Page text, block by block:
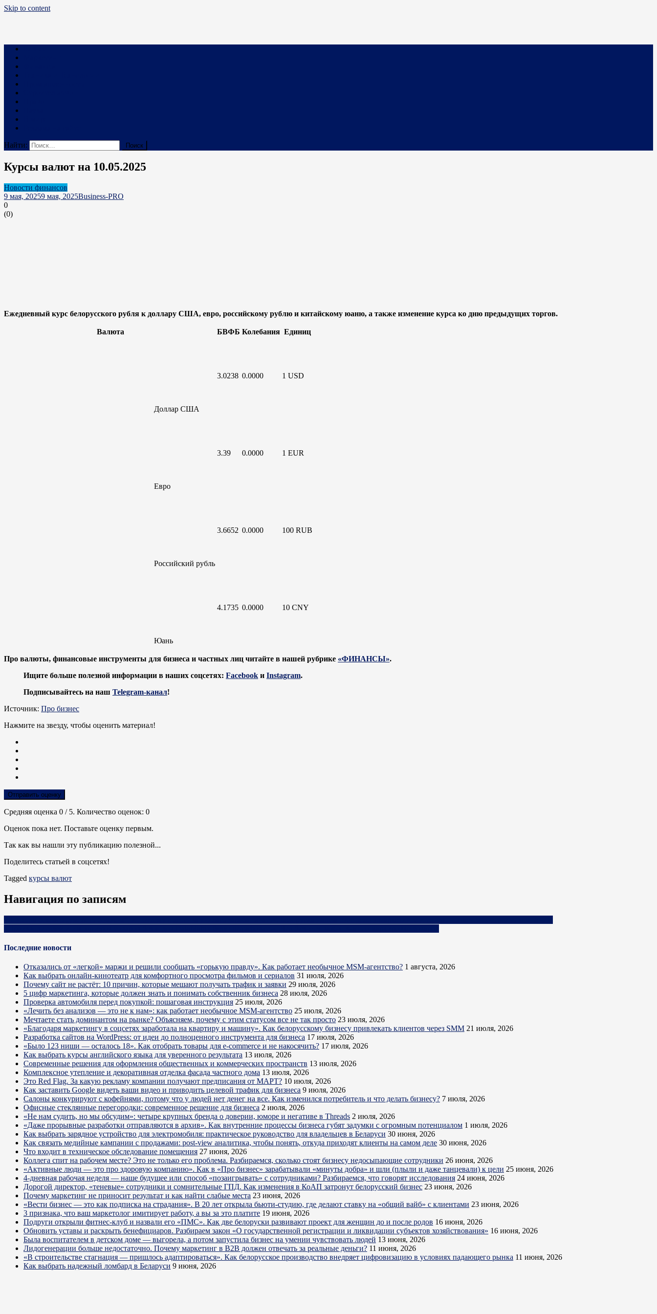
Skip to content
Business PRO
Новости про бизнес и не только
Найти:
Курсы валют на 10.05.2025
Новости финансов
9 мая, 20259 мая, 2025Business-PRO
0
(0)
Ежедневный курс белорусского рубля к доллару США, евро, российскому рублю и китайскому юаню, а также изменение курса ко дню предыдущих торгов.
Валюта БВФБ Колебания Единиц
Доллар США
3.0238 0.0000 1 USD
Евро
3.39 0.0000 1 EUR
Российский рубль
3.6652 0.0000 100 RUB
Юань
4.1735 0.0000 10 CNY
Про валюты, финансовые инструменты для бизнеса и частных лиц читайте в нашей рубрике «ФИНАНСЫ».
Ищите больше полезной информации в наших соцсетях: Facebook и Instagram.
Подписывайтесь на наш Telegram-канал!
Источник: Про бизнес
Нажмите на звезду, чтобы оценить материал!
Отправить оценку
Средняя оценка 0 / 5. Количество оценок: 0
Оценок пока нет. Поставьте оценку первым.
Так как вы нашли эту публикацию полезной...
Поделитесь статьей в соцсетях!
Tagged курсы валют
Навигация по записям
Последние новости
Отказались от «легкой» маржи и решили сообщать «горькую правду». Как работает необычное MSM-агентство? 1 августа, 2026
Как выбрать онлайн-кинотеатр для комфортного просмотра фильмов и сериалов 31 июля, 2026
Почему сайт не растёт: 10 причин, которые мешают получать трафик и заявки 29 июля, 2026
5 цифр маркетинга, которые должен знать и понимать собственник бизнеса 28 июля, 2026
Проверка автомобиля перед покупкой: пошаговая инструкция 25 июля, 2026
«Лечить без анализов — это не к нам»: как работает необычное MSM-агентство 25 июля, 2026
Мечтаете стать доминантом на рынке? Объясняем, почему с этим статусом все не так просто 23 июля, 2026
«Благодаря маркетингу в соцсетях заработала на квартиру и машину». Как белорусскому бизнесу привлекать клиентов через SMM 21 июля, 2026
Разработка сайтов на WordPress: от идеи до полноценного инструмента для бизнеса 17 июля, 2026
«Было 123 ниши — осталось 18». Как отобрать товары для e-commerce и не накосячить? 17 июля, 2026
Как выбрать курсы английского языка для уверенного результата 13 июля, 2026
Современные решения для оформления общественных и коммерческих пространств 13 июля, 2026
Комплексное утепление и декоративная отделка фасада частного дома 13 июля, 2026
Это Red Flag. За какую рекламу компании получают предписания от МАРТ? 10 июля, 2026
Как заставить Google видеть ваши видео и приводить целевой трафик для бизнеса 9 июля, 2026
Салоны конкурируют с кофейнями, потому что у людей нет денег на все. Как изменился потребитель и что делать бизнесу? 7 июля, 2026
Офисные стеклянные перегородки: современное решение для бизнеса 2 июля, 2026
«Не нам судить, но мы обсудим»: четыре крупных бренда о доверии, юморе и негативе в Threads 2 июля, 2026
«Даже прорывные разработки отправляются в архив». Как внутренние процессы бизнеса губят задумки с огромным потенциалом 1 июля, 2026
Как выбрать зарядное устройство для электромобиля: практическое руководство для владельцев в Беларуси 30 июня, 2026
Как связать медийные кампании с продажами: post-view аналитика, чтобы понять, откуда приходят клиенты на самом деле 30 июня, 2026
Что входит в техническое обследование помещения 27 июня, 2026
Коллега спит на рабочем месте? Это не только его проблема. Разбираемся, сколько стоят бизнесу недосыпающие сотрудники 26 июня, 2026
«Активные люди — это про здоровую компанию». Как в «Про бизнес» зарабатывали «минуты добра» и шли (плыли и даже танцевали) к цели 25 июня, 2026
4-дневная рабочая неделя — наше будущее или способ «позаигрывать» с сотрудниками? Разбираемся, что говорят исследования 24 июня, 2026
Дорогой директор, «теневые» сотрудники и сомнительные ГПД. Как изменения в КоАП затронут белорусский бизнес 23 июня, 2026
Почему маркетинг не приносит результат и как найти слабые места 23 июня, 2026
«Вести бизнес — это как подписка на страдания». В 20 лет открыла бьюти-студию, где делают ставку на «общий вайб» с клиентами 23 июня, 2026
3 признака, что ваш маркетолог имитирует работу, а вы за это платите 19 июня, 2026
Подруги открыли фитнес-клуб и назвали его «ПМС». Как две белоруски развивают проект для женщин до и после родов 16 июня, 2026
Обновить уставы и раскрыть бенефициаров. Разбираем закон «О государственной регистрации и ликвидации субъектов хозяйствования» 16 июня, 2026
Была воспитателем в детском доме — выгорела, а потом запустила бизнес на умении чувствовать людей 13 июня, 2026
Лидогенерации больше недостаточно. Почему маркетинг в B2B должен отвечать за реальные деньги? 11 июня, 2026
«В строительстве стагнация — пришлось адаптироваться». Как белорусское производство внедряет цифровизацию в условиях падающего рынка 11 июня, 2026
Как выбрать надежный ломбард в Беларуси 9 июня, 2026